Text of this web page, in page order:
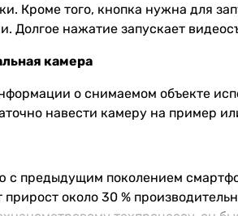
Кроме того, кнопка нужна для
Долгое нажатие запускает
камера
о снимаемом объекте
навести камеру на пример
с предыдущим поколением
прирост около 30 %